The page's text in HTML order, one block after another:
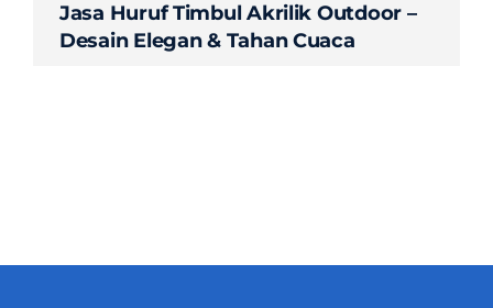
About
Jasa Huruf Timbul Akrilik Outdoor –
Desain Elegan & Tahan Cuaca